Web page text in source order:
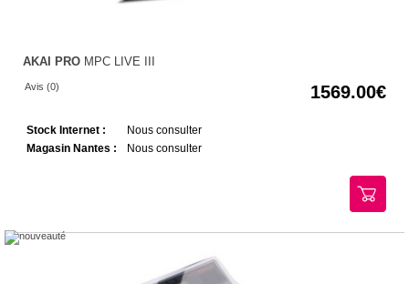
AKAI PRO MPC LIVE III
Avis (0) 1569.00
Stock Internet :
Nous consulter
Magasin Nantes :
Nous consulter